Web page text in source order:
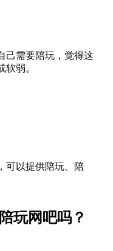
己需要陪玩，觉得这
弱。
可以提供陪玩、陪
玩网吧吗？